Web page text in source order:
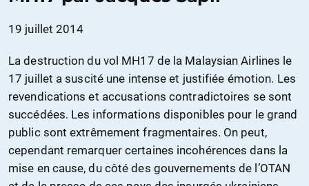
DON
19 juillet 2014
La destruction du vol MH17 de la Malaysian Airlines le
17 juillet a suscité une intense et justifiée émotion. Les
revendications et accusations contradictoires se sont
succédées. Les informations disponibles pour le grand
public sont extrêmement fragmentaires. On peut,
cependant remarquer certaines incohérences dans la
mise en cause, du côté des gouvernements de l’OTAN